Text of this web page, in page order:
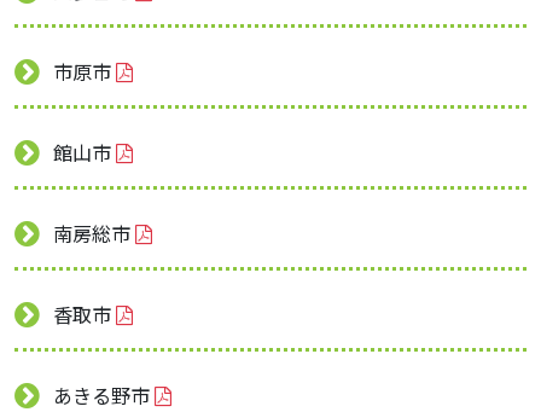
市原市
館山市
南房総市
香取市
あきる野市